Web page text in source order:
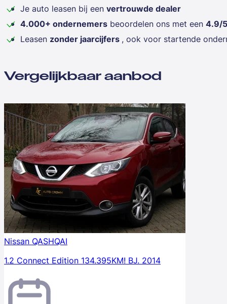
Je auto leasen bij een vertrouwde dealer
4.000+ ondernemers beoordelen ons met een 4.9/5
Leasen zonder jaarcijfers , ook voor startende
Vergelijkbaar aanbod
Nissan QASHQAI
1.2 Connect Edition 134.395KM! BJ. 2014